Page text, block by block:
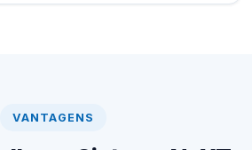
VANTAGENS